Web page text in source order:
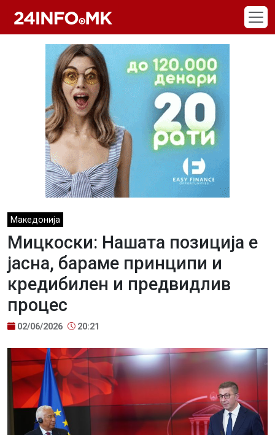
Македонија
Мицкоски: Нашата позиција е
јасна, бараме принципи и
кредибилен и предвидлив
процес
02/06/2026 20:21